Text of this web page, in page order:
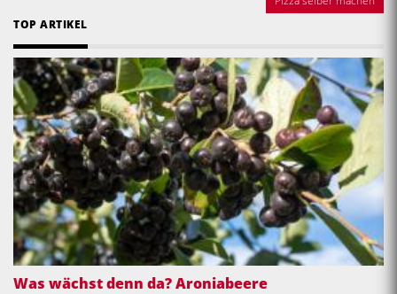
TOP ARTIKEL
Was wächst denn da? Aroniabeere